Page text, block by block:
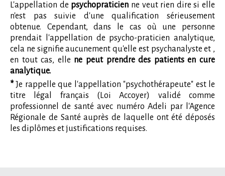
L'appellation de psychopraticien ne veut rien dire si elle
n'est pas suivie d'une qualification sérieusement
obtenue. Cependant, dans le cas où une personne
prendait l'appellation de psycho-praticien analytique,
cela ne signifie aucunement qu'elle est psychanalyste et ,
en tout cas, elle ne peut prendre des patients en cure
analytique.
*Je rappelle que l'appellation "psychothérapeute" est le
titre légal français (Loi Accoyer) validé comme
professionnel de santé avec numéro Adeli par l'Agence
Régionale de Santé auprès de laquelle ont été déposés
les diplômes et justifications requises.